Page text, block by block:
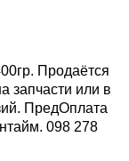
Продаётся
запчасти или в
ПредОплата
098 278